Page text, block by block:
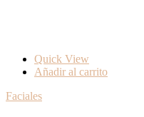
Quick View
Añadir al carrito
Faciales